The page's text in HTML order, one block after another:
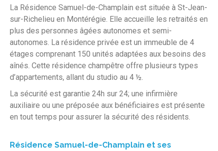
La Résidence Samuel-de-Champlain est située à St-Jean-
sur-Richelieu en Montérégie. Elle accueille les retraités en
plus des personnes âgées autonomes et semi-
autonomes. La résidence privée est un immeuble de 4
étages comprenant 150 unités adaptées aux besoins des
aînés. Cette résidence champêtre offre plusieurs types
d’appartements, allant du studio au 4 ½.
La sécurité est garantie 24h sur 24; une infirmière
auxiliaire ou une préposée aux bénéficiaires est présente
en tout temps pour assurer la sécurité des résidents.
Résidence Samuel-de-Champlain et ses